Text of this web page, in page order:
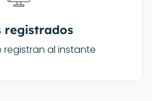
registrados
registran al instante